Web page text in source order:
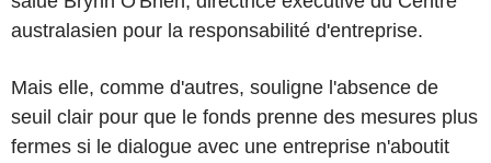
australasien pour la responsabilité d'entreprise.
Mais elle, comme d'autres, souligne l'absence de
seuil clair pour que le fonds prenne des mesures plus
fermes si le dialogue avec une entreprise n'aboutit